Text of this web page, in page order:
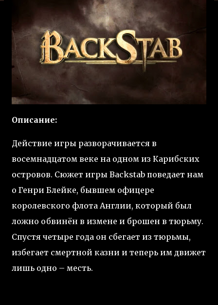
Описание:
Действие игры разворачивается в
восемнадцатом веке на одном из Карибских
островов. Сюжет игры Backstab поведает нам
о Генри Блейке, бывшем офицере
королевского флота Англии, который был
ложно обвинён в измене и брошен в тюрьму.
Спустя четыре года он сбегает из тюрьмы,
избегает смертной казни и теперь им движет
лишь одно – месть.